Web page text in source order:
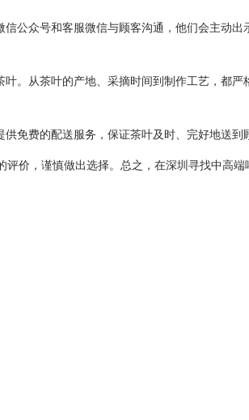
公众号和客服微信与顾客沟通，他们会主动出
。从茶叶的产地、采摘时间到制作工艺，都严
免费的配送服务，保证茶叶及时、完好地送到
价，谨慎做出选择。总之，在深圳寻找中高端